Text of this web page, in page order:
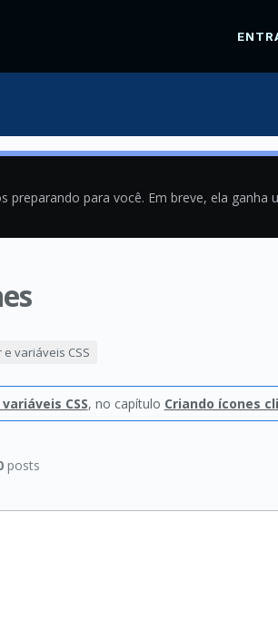
para você. Em breve, ela
e variáveis CSS
CSS, no capítulo Criando ícones
posts